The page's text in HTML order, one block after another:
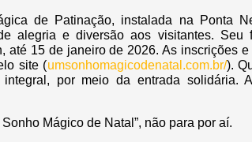
de Patinação, instalada na Ponta
alegria e diversão aos visitantes. Seu
até 15 de janeiro de 2026. As inscrições
site (umsonhomagicodenatal.com.br/).
por meio da entrada solidária.
Mágico de Natal”, não para por aí.